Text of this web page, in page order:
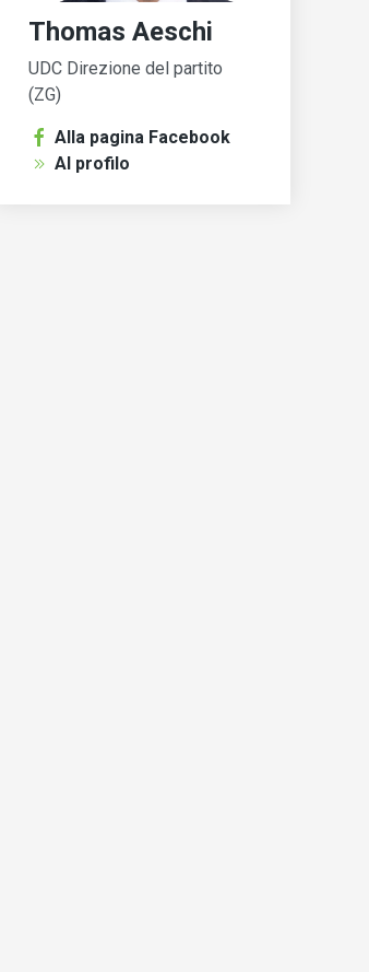
Thomas Aeschi
UDC Direzione del partito
(ZG)
Alla pagina Facebook
Al profilo